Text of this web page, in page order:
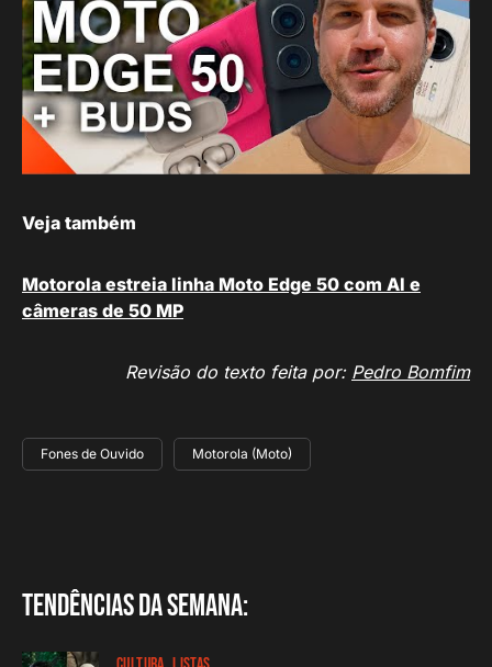
Veja também
Motorola estreia linha Moto Edge 50 com AI e
câmeras de 50 MP
Revisão do texto feita por: Pedro Bomfim
Fones de Ouvido Motorola (Moto)
Tendências da semana: